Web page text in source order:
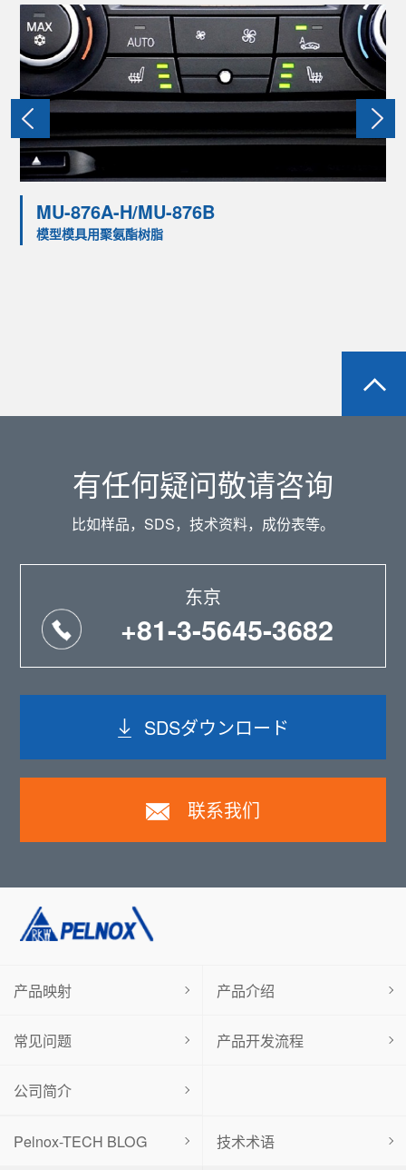
MU-876A-H/MU-876B
模型模具用聚氨酯树脂
有任何疑问敬请咨询
比如样品，SDS，技术资料，成份表等。
东京
+81-3-5645-3682
SDSダウンロード
联系我们
Pelnox-TECH BLOG 技术术语
产品映射 产品介绍
常见问题 产品开发流程
公司简介